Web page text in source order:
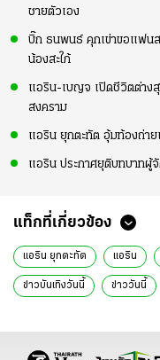
ชายตัวเอง
บิ๊ก ธนพนธ์ คุกเข่าขอแฟน
น้องสะใภ้
แอริน-เบญจ เปิดชีวิตต่าง
สงคราม
แอริน ยุกตะทัต อุ้มท้องถ่า
แอริน ประกาศยุติบทบาทผู้
แท็กที่เกี่ยวข้อง
แอริน ยุกตะทัต แอริน
ข่าวบันเทิงวันนี้ ข่าววันนี้